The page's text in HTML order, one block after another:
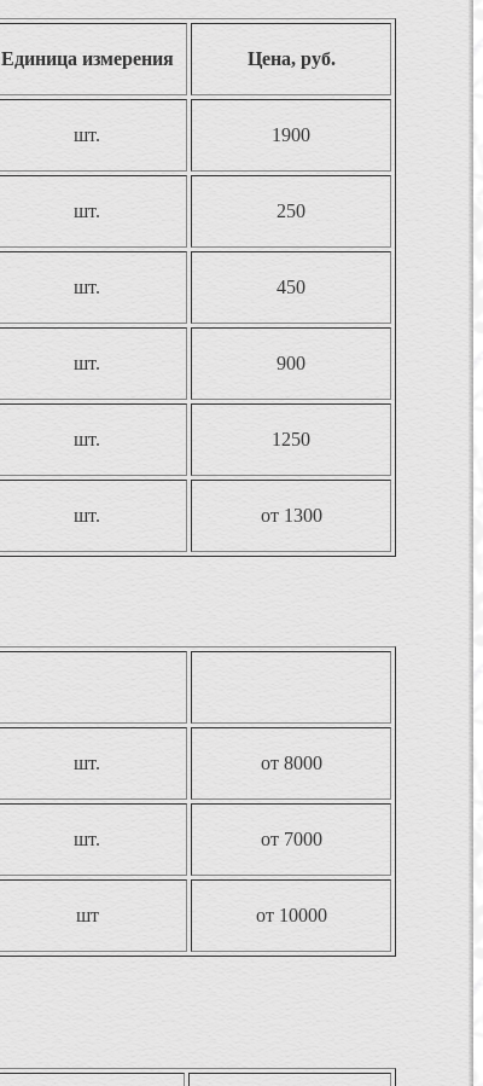
Единица измерения Цена, руб.
шт. 1900
шт. 250
шт. 450
шт. 900
шт. 1250
шт. от 1300
шт. от 8000
шт. от 7000
шт от 10000